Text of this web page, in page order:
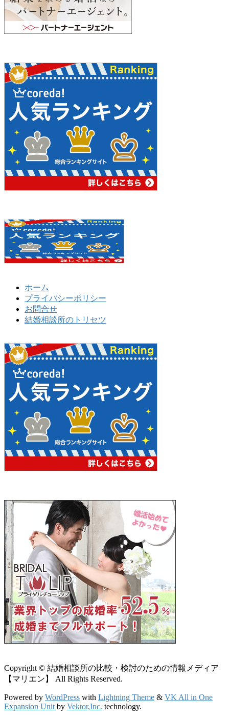
ホーム
プライバシーポリシー
お問合せ
結婚相談所のトリセツ
Copyright © 結婚相談所の比較・検討のための情報メディア
【マリエン】 All Rights Reserved.
Powered by WordPress with Lightning Theme & VK All in One
Expansion Unit by Vektor,Inc. technology.